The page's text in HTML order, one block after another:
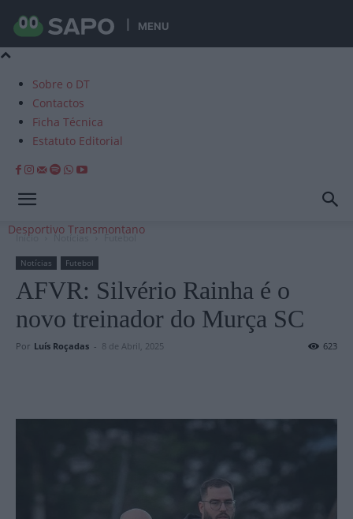
MENU
Sobre o DT
Contactos
Ficha Técnica
Estatuto Editorial
Desportivo Transmontano
Início Notícias Futebol
Notícias Futebol
AFVR: Silvério Rainha é o
novo treinador do Murça SC
Por Luís Roçadas - 8 de Abril, 2025 623